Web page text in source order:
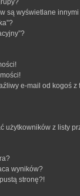
są wyświetlane
e-mail od kogoś z
użytkowników z listy
wyników?
stronę?!